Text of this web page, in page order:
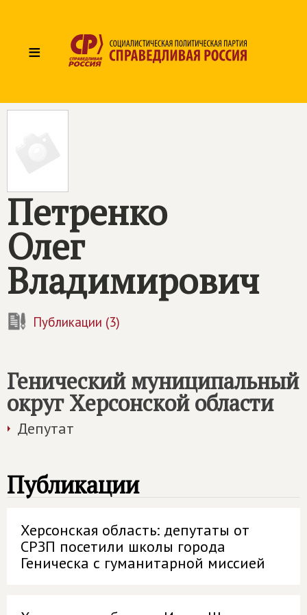
≡
Петренко
Олег
Владимирович
Публикации (3)
Генический муниципальный
округ Херсонской области
Депутат
Публикации
Херсонская область: депутаты от
СРЗП посетили школы города
Геническа с гуманитарной миссией